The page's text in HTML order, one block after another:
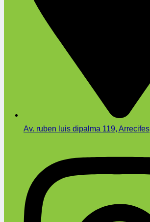
Av. ruben luis dipalma 119, Arrecifes